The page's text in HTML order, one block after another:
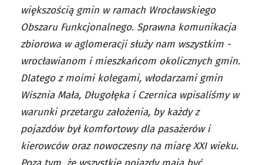
większością gmin w ramach Wrocławskiego
Obszaru Funkcjonalnego. Sprawna komunikacja
zbiorowa w aglomeracji służy nam wszystkim -
wrocławianom i mieszkańcom okolicznych gmin.
Dlatego z moimi kolegami, włodarzami gmin
Wisznia Mała, Długołęka i Czernica wpisaliśmy w
warunki przetargu założenia, by każdy z
pojazdów był komfortowy dla pasażerów i
kierowców oraz nowoczesny na miarę XXI wieku.